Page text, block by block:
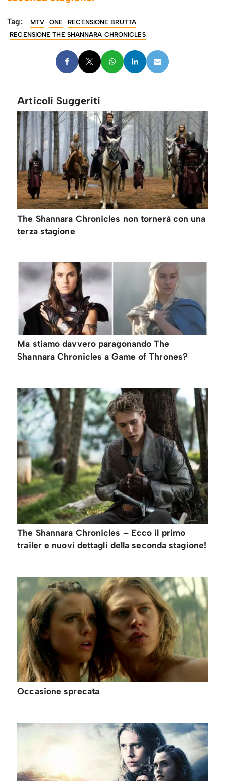
Tag: MTV ONE
RECENSIONE BRUTTA
RECENSIONE THE SHANNARA CHRONICLES
Articoli Suggeriti
The Shannara Chronicles non tornerà con una
terza stagione
Ma stiamo davvero paragonando The
Shannara Chronicles a Game of Thrones?
The Shannara Chronicles – Ecco il primo
trailer e nuovi dettagli della seconda stagione!
Occasione sprecata